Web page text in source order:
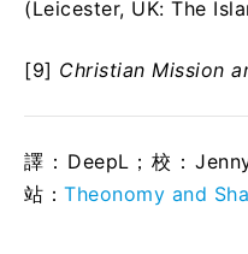
(Leicester, UK: The
[9] Christian Mission
譯：DeepL；校：
站： Theonomy and